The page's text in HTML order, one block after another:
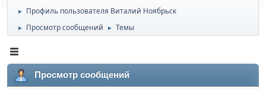
► Профиль пользователя Виталий Ноябрьск
► Просмотр сообщений ► Темы
Просмотр сообщений